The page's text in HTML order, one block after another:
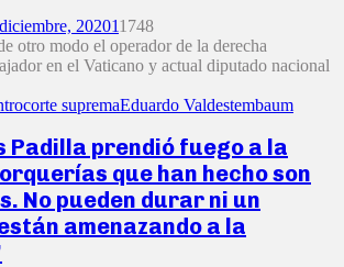
202011748
otro modo el operador de la derecha
en el Vaticano y actual diputado nacional
corte supremaEduardo Valdestembaum
Padilla prendió fuego a la
que han hecho son
No pueden durar ni un
amenazando a la